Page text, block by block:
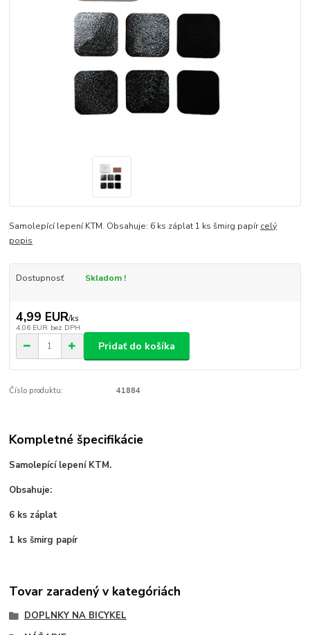
Samolepící lepení KTM. Obsahuje: 6 ks záplat 1 ks šmirg papírcelý
popis
Dostupnosť Skladom !
4,99 EUR/ks
4,06 EUR bez DPH
Pridať do košíka
Číslo produktu: 41884
Kompletné špecifikácie
Samolepící lepení KTM.
Obsahuje:
6 ks záplat
1 ks šmirg papír
Tovar zaradený v kategóriách
DOPLNKY NA BICYKEL